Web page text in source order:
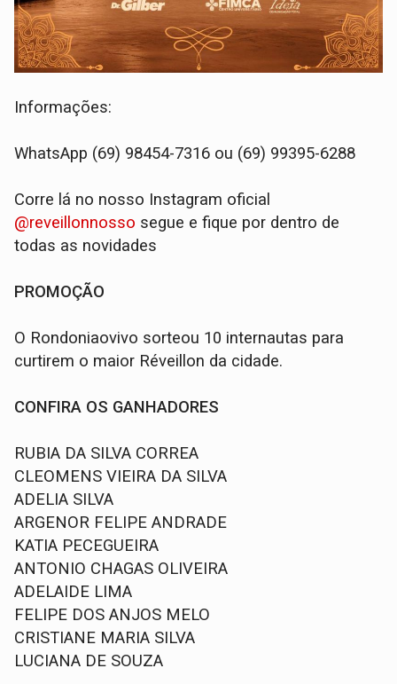
Informações:
WhatsApp (69) 98454-7316 ou (69) 99395-6288
Corre lá no nosso Instagram oficial
@reveillonnosso segue e fique por dentro de
todas as novidades
PROMOÇÃO
O Rondoniaovivo sorteou 10 internautas para
curtirem o maior Réveillon da cidade.
CONFIRA OS GANHADORES
RUBIA DA SILVA CORREA
CLEOMENS VIEIRA DA SILVA
ADELIA SILVA
ARGENOR FELIPE ANDRADE
KATIA PECEGUEIRA
ANTONIO CHAGAS OLIVEIRA
ADELAIDE LIMA
FELIPE DOS ANJOS MELO
CRISTIANE MARIA SILVA
LUCIANA DE SOUZA